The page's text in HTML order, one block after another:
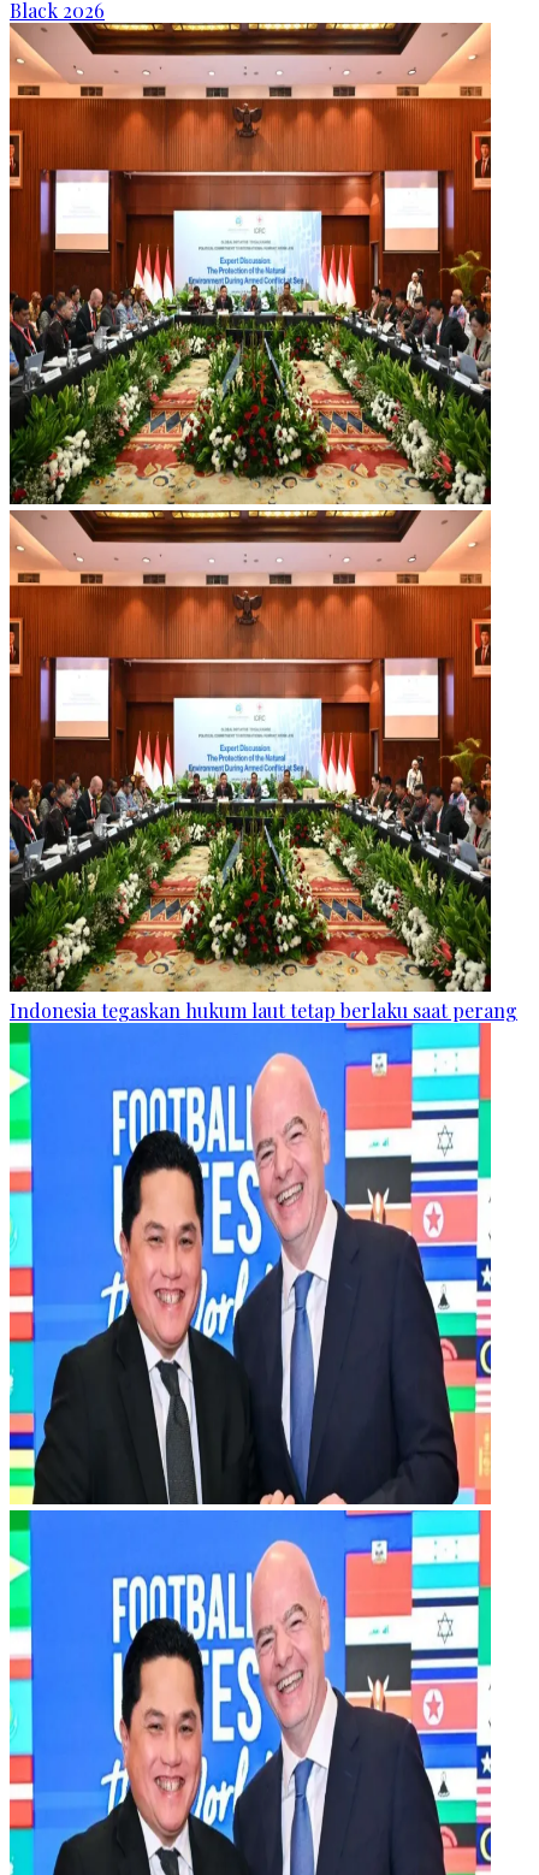
Black 2026
Indonesia tegaskan hukum laut tetap berlaku saat perang